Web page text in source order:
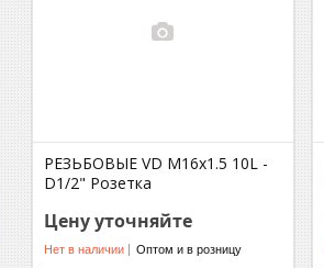
РЕЗЬБОВЫЕ VD M16x1.5 10L -
D1/2" Розетка
Цену уточняйте
Нет в наличии Оптом и в розницу